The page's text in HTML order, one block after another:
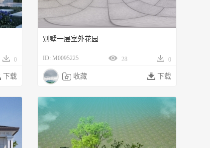
0
下载
别墅一层室外花园
ID: M0095225 28 0
 收藏  下载